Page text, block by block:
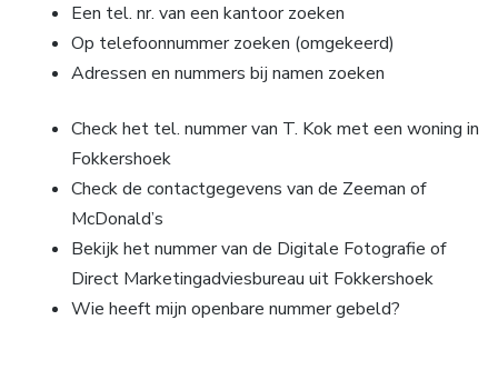
Een tel. nr. van een kantoor zoeken
Op telefoonnummer zoeken (omgekeerd)
Adressen en nummers bij namen zoeken
Check het tel. nummer van T. Kok met een woning in
Fokkershoek
Check de contactgegevens van de Zeeman of
McDonald’s
Bekijk het nummer van de Digitale Fotografie of
Direct Marketingadviesbureau uit Fokkershoek
Wie heeft mijn openbare nummer gebeld?